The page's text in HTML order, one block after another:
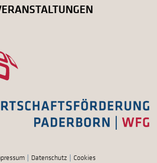
Datenschutz
Cookies